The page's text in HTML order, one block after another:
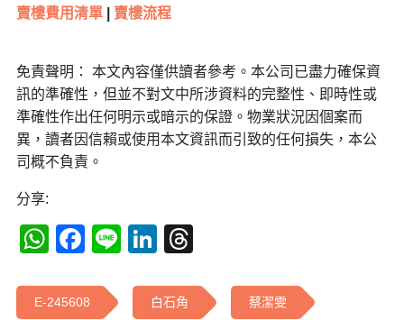
賣樓費用清單| 賣樓流程
免責聲明： 本文內容僅供讀者參考。本公司已盡力確保資
訊的準確性，但並不對文中所涉資料的完整性、即時性或
準確性作出任何明示或暗示的保證。物業狀況因個案而
異，讀者因信賴或使用本文資訊而引致的任何損失，本公
司概不負責。
分享:
WhatsApp
Facebook
LineLinkedIn
E-245608 白石角 蔡潔雯